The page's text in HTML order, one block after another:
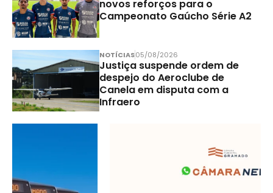
novos reforços para o
Campeonato Gaúcho Série A2
NOTÍCIAS05/08/2026
Justiça suspende ordem de
despejo do Aeroclube de
Canela em disputa com a
Infraero